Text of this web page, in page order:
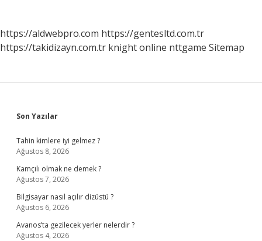
https://aldwebpro.com https://gentesltd.com.tr
https://takidizayn.com.tr knight online nttgame Sitemap
Sidebar
Son Yazılar
Tahin kimlere iyi gelmez ?
Ağustos 8, 2026
Kamçılı olmak ne demek ?
Ağustos 7, 2026
Bilgisayar nasıl açılır dizüstü ?
Ağustos 6, 2026
Avanos’ta gezilecek yerler nelerdir ?
Ağustos 4, 2026